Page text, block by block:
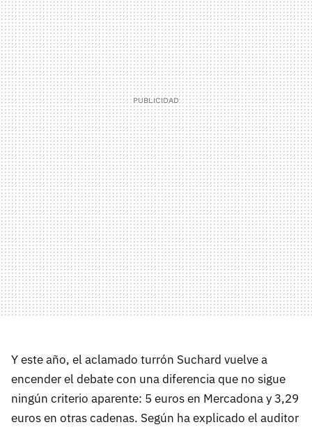
Y este año, el aclamado turrón Suchard vuelve a
encender el debate con una diferencia que no sigue
ningún criterio aparente: 5 euros en Mercadona y 3,29
euros en otras cadenas. Según ha explicado el auditor